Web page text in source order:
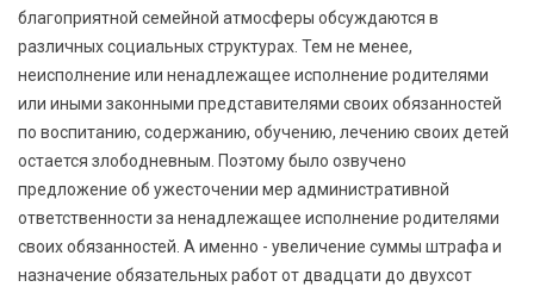
благоприятной семейной атмосферы обсуждаются в
различных социальных структурах. Тем не менее,
неисполнение или ненадлежащее исполнение родителями
или иными законными представителями своих обязанностей
по воспитанию, содержанию, обучению, лечению своих детей
остается злободневным. Поэтому было озвучено
предложение об ужесточении мер административной
ответственности за ненадлежащее исполнение родителями
своих обязанностей. А именно - увеличение суммы штрафа и
назначение обязательных работ от двадцати до двухсот